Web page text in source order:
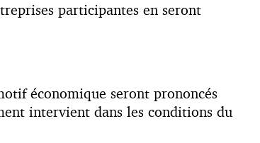
participantes en seront
économique seront prononcés
intervient dans les conditions du